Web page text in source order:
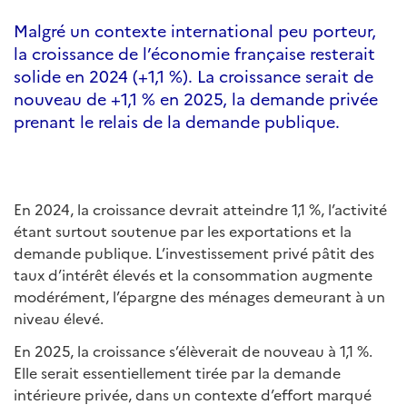
Malgré un contexte international peu porteur,
la croissance de l’économie française resterait
solide en 2024 (+1,1 %). La croissance serait de
nouveau de +1,1 % en 2025, la demande privée
prenant le relais de la demande publique.
En 2024, la croissance devrait atteindre 1,1 %, l’activité
étant surtout soutenue par les exportations et la
demande publique. L’investissement privé pâtit des
taux d’intérêt élevés et la consommation augmente
modérément, l’épargne des ménages demeurant à un
niveau élevé.
En 2025, la croissance s’élèverait de nouveau à 1,1 %.
Elle serait essentiellement tirée par la demande
intérieure privée, dans un contexte d’effort marqué